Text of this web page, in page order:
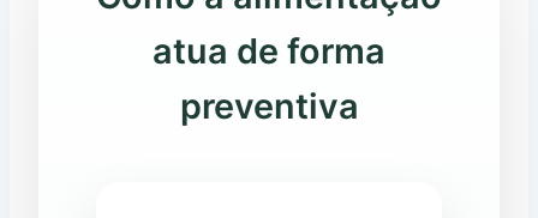
atua de forma
preventiva